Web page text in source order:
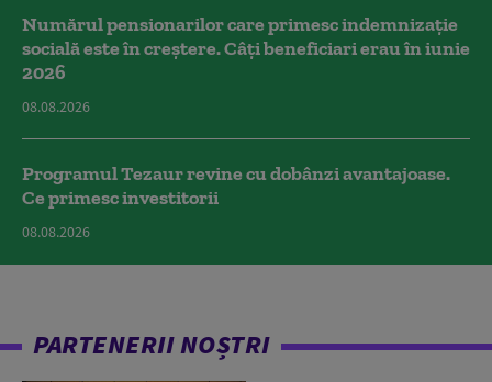
Numărul pensionarilor care primesc indemnizaţie
socială este în creștere. Câți beneficiari erau în iunie
2026
08.08.2026
Programul Tezaur revine cu dobânzi avantajoase.
Ce primesc investitorii
08.08.2026
PARTENERII NOȘTRI